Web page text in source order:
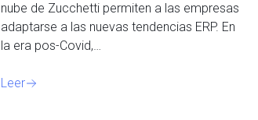
nube de Zucchetti permiten a las empresas
adaptarse a las nuevas tendencias ERP. En
la era pos-Covid,…
Leer